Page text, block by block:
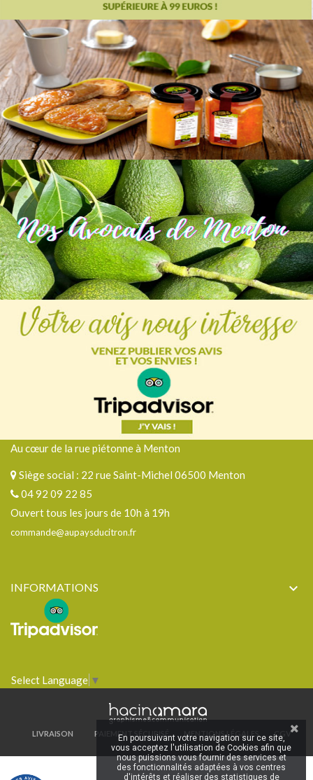
Au cœur de la rue piétonne à Menton
Siège social : 22 rue Saint-Michel 06500 Menton
04 92 09 22 85
Ouvert tous les jours de 10h à 19h
commande@aupaysducitron.fr
INFORMATIONS 
Select Language ▼
LIVRAISON PAIEMENT SÉCURISÉ MENTIONS LÉGALES CGV
En poursuivant votre navigation sur ce site,
vous acceptez l'utilisation de Cookies afin que
nous puissions vous fournir des services et
des fonctionnalités adaptées à vos centres
d'intérêts et réaliser des statistiques de